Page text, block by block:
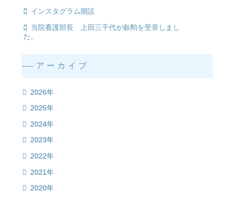
インスタグラム開設
当院看護部長 上田三千代が叙勲を受章しまし
た。
アーカイブ
2026年
2025年
2024年
2023年
2022年
2021年
2020年